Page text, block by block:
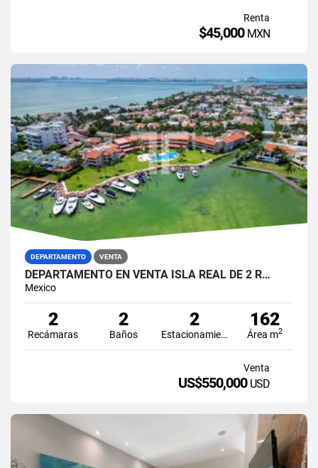
Renta
$45,000 MXN
DEPARTAMENTO VENTA
DEPARTAMENTO EN VENTA ISLA REAL DE 2 R…
Mexico
2
Recámaras
2
Baños
2
Estacionamiento
162
Área m2
Venta
US$550,000 USD